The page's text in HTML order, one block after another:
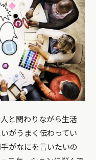
と関わりながら生活
がうまく伝わってい
がなにを言いたいの